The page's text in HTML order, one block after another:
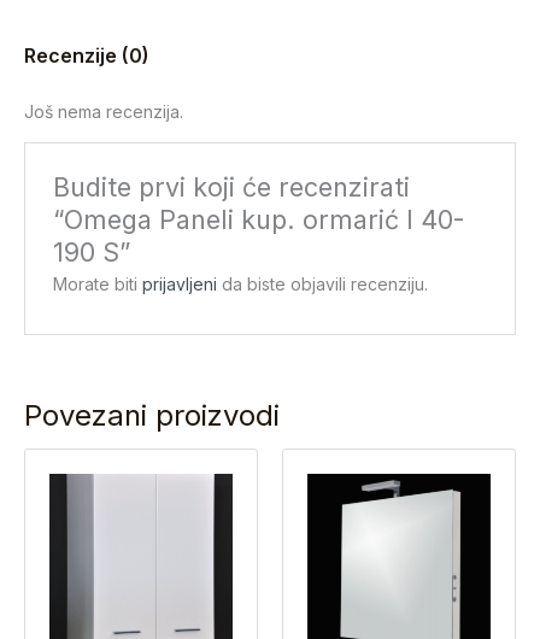
Recenzije (0)
Još nema recenzija.
Budite prvi koji će recenzirati
“Omega Paneli kup. ormarić I 40-
190 S”
Morate bitiprijavljeni da biste objavili recenziju.
Povezani proizvodi